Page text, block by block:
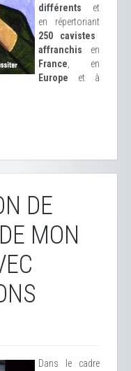
différents et
en répertoriant
250 cavistes
affranchis en
France , en
Europe et à
DE
MON
Dans le cadre